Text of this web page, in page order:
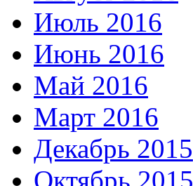
Июль 2016
Июнь 2016
Май 2016
Март 2016
Декабрь 2015